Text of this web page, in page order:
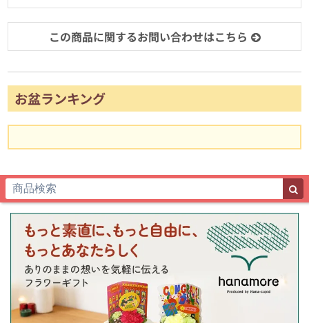
この商品に関するお問い合わせはこちら
お盆ランキング